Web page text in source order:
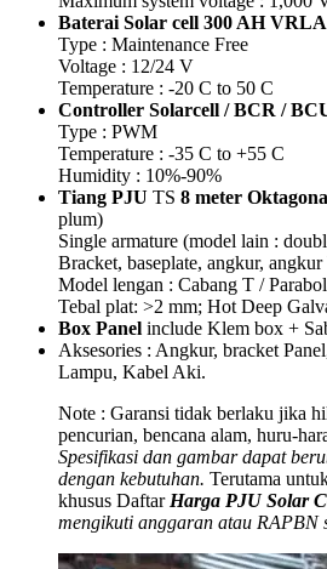
Baterai Solar cell 300 AH VRLA
Type : Maintenance Free
Voltage : 12/24 V
Temperature : -20 C to 50 C
Controller Solarcell / BCR /
Type : PWM
Temperature : -35 C to +55 C
Humidity : 10%-90%
Tiang PJU TS 8 meter
plum)
Single armature (model lain :
Bracket, baseplate, angkur,
Model lengan : Cabang T /
Tebal plat: >2 mm; Hot Deep
Box Panel include Klem box +
Aksesories : Angkur, bracket
Lampu, Kabel Aki.
Note : Garansi tidak berlaku jika
pencurian, bencana alam, huru-
Spesifikasi dan gambar dapat
dengan kebutuhan. Terutama
khusus Daftar Harga PJU Solar
mengikuti anggaran atau RAPBN